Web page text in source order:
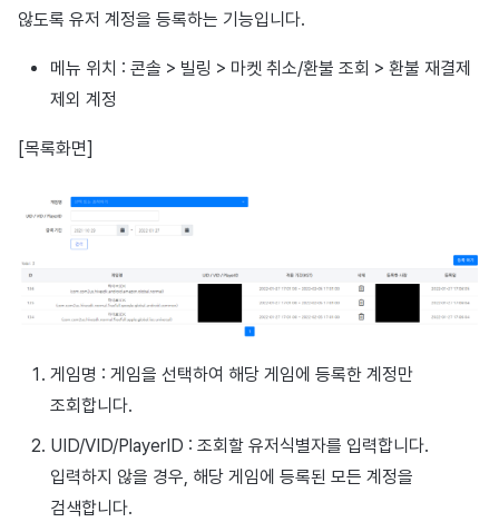
않도록 유저 계정을 등록하는 기능입니다.
메뉴 위치 : 콘솔 > 빌링 > 마켓 취소/환불 조회 > 환불 재결제
제외 계정
[목록화면]
게임명 : 게임을 선택하여 해당 게임에 등록한 계정만
조회합니다.
UID/VID/PlayerID : 조회할 유저식별자를 입력합니다.
입력하지 않을 경우, 해당 게임에 등록된 모든 계정을
검색합니다.